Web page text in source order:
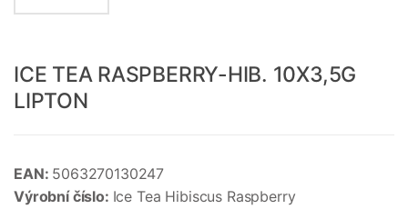
ICE TEA RASPBERRY-HIB. 10X3,5G
LIPTON
EAN: 5063270130247
Výrobní číslo: Ice Tea Hibiscus Raspberry